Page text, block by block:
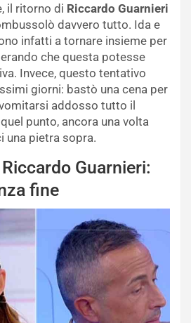
il ritorno di Riccardo Guarnieri
davvero tutto. Ida e
infatti a tornare insieme per
che questa potesse
Invece, questo tentativo
giorni: bastò una cena per
addosso tutto il
punto, ancora una volta
una pietra sopra.
Guarnieri:
fine